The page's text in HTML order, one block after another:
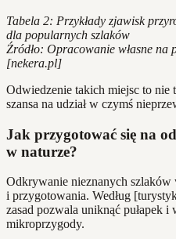
Tabela 2: Przykłady zjawisk
dla popularnych szlaków
Źródło: Opracowanie własne na
[nekera.pl]
Odwiedzenie takich miejsc to nie
szansa na udział w czymś
Jak przygotować się na
w naturze?
Odkrywanie nieznanych szlaków
i przygotowania. Według
zasad pozwala uniknąć pułapek i
mikroprzygody.